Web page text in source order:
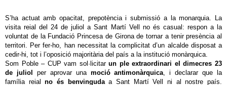
S’ha actuat amb opacitat, prepotència i submissió a la monarquia. La
visita reial del 24 de juliol a Sant Martí Vell no és casual: respon a la
voluntat de la Fundació Princesa de Girona de tornar a tenir presència al
territori. Per fer-ho, han necessitat la complicitat d’un alcalde disposat a
cedir-hi, tot i l’oposició majoritària del país a la institució monàrquica.
Som Poble – CUP vam sol·licitarun ple extraordinari el dimecres 23
de juliol
per aprovar una moció antimonàrquica, i declarar que la
família reialno és benvingudaa Sant Martí Vell ni al nostre país.